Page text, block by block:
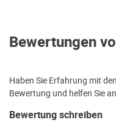
Bewertungen
Haben Sie Erfahrung mit
Bewertung und helfen Sie
Bewertung schreiben